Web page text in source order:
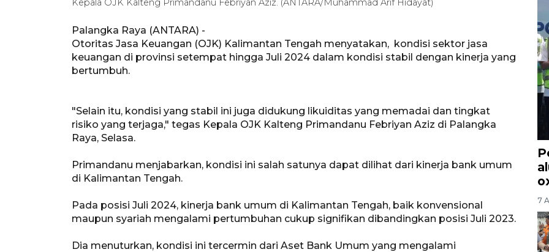
Kepala OJK Kalteng Primandanu Febriyan Aziz. (ANTARA/Muhammad Arif Hidayat)
Palangka Raya (ANTARA) -
Otoritas Jasa Keuangan (OJK) Kalimantan Tengah menyatakan, kondisi sektor jasa
keuangan di provinsi setempat hingga Juli 2024 dalam kondisi stabil dengan kinerja yang
bertumbuh.
"Selain itu, kondisi yang stabil ini juga didukung likuiditas yang memadai dan tingkat
risiko yang terjaga," tegas Kepala OJK Kalteng Primandanu Febriyan Aziz di Palangka
Raya, Selasa.
Primandanu menjabarkan, kondisi ini salah satunya dapat dilihat dari kinerja bank umum
di Kalimantan Tengah.
Pada posisi Juli 2024, kinerja bank umum di Kalimantan Tengah, baik konvensional
maupun syariah mengalami pertumbuhan cukup signifikan dibandingkan posisi Juli 2023.
Dia menuturkan, kondisi ini tercermin dari Aset Bank Umum yang mengalami
7